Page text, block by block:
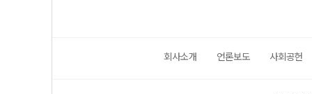
회사소개 언론보도 사회공헌